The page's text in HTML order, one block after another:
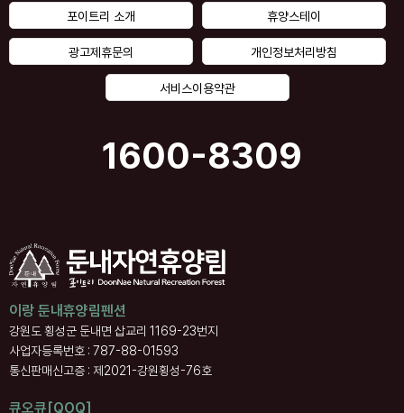
포이트리 소개 휴양스테이
광고제휴문의 개인정보처리방침
서비스이용약관
1600-8309
이랑 둔내휴양림펜션
강원도 횡성군 둔내면 삽교리 1169-23번지
사업자등록번호 : 787-88-01593
통신판매신고증 : 제2021-강원횡성-76호
큐오큐[QOQ]